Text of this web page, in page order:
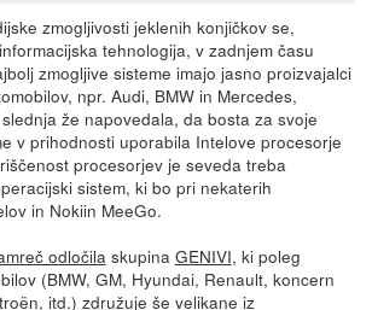
zmogljivosti jeklenih konjičkov se,
tehnologija, v zadnjem času
zmogljive sisteme imajo jasno proizvajalci
npr. Audi, BMW in Mercedes,
že napovedala, da bosta za svoje
v prihodnosti uporabila Intelove procesorje
procesorjev je seveda treba
sistem, ki bo pri nekaterih
in Nokiin MeeGo.
odločilaskupina GENIVI, ki poleg
(BMW, GM, Hyundai, Renault, koncern
itd.) združuje še velikane iz